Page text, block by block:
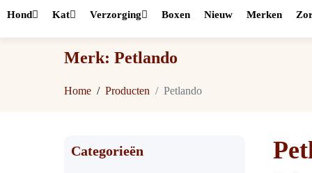
Hond Kat Verzorging Boxen Nieuw Merken
Merk: Petlando
Home Producten Petlando
Categorieën